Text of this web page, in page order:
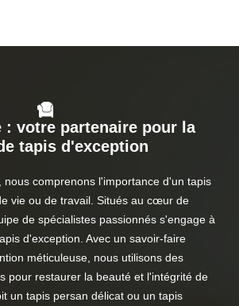
: votre partenaire pour la
tapis d'exception
nous comprenons l'importance d'un tapis
vie ou de travail. Situés au cœur de
de spécialistes passionnés s'engage à
d'exception. Avec un savoir-faire
méticuleuse, nous utilisons des
pour restaurer la beauté et l'intégrité de
un tapis persan délicat ou un tapis